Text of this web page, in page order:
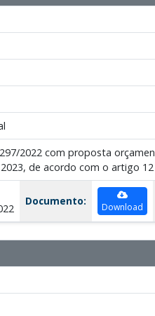
2022 com proposta
de acordo com o artigo
Documento: Download